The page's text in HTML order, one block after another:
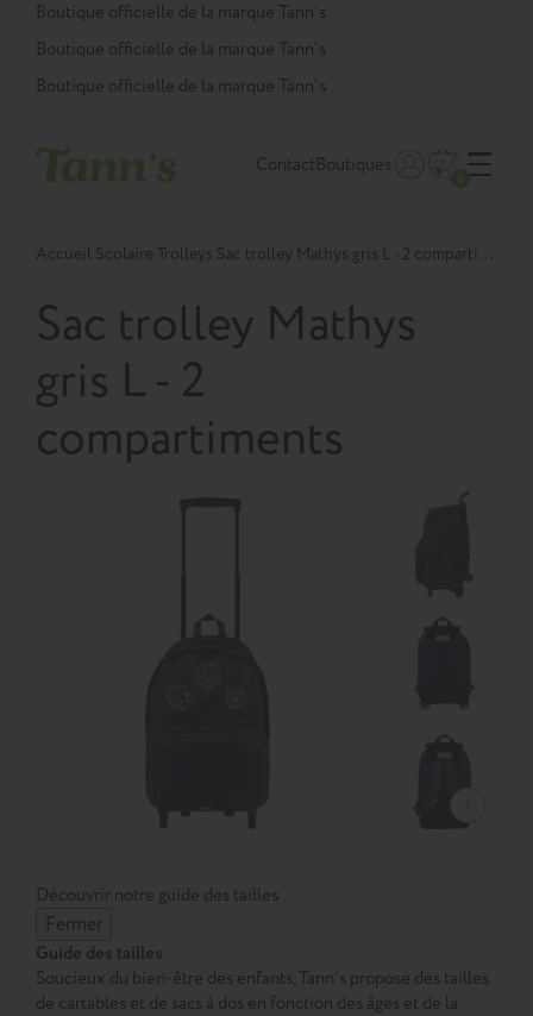
Panneau de gestion des cookies
Boutique officielle de la marque Tann’s
Boutique officielle de la marque Tann’s
Boutique officielle de la marque Tann’s
ContactBoutiques
Accueil Scolaire Trolleys Sac trolley Mathys gris L - 2 compartiments
Sac trolley Mathys
gris L - 2
compartiments
Découvrir notre guide des tailles
Fermer
Guide des tailles
Soucieux du bien-être des enfants, Tann’s propose des tailles
de cartables et de sacs à dos en fonction des âges et de la